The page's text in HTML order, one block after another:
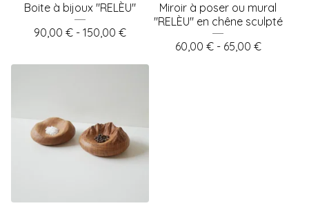
Boite à bijoux "RELÈU"
90,00 € - 150,00 €
Miroir à poser ou mural
"RELÈU" en chêne sculpté
60,00 €- 65,00 €